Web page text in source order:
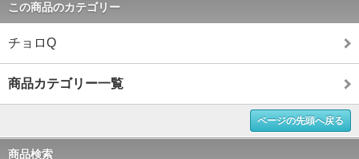
この商品のカテゴリー
チョロQ
商品カテゴリー一覧
ページの先頭へ戻る
商品検索